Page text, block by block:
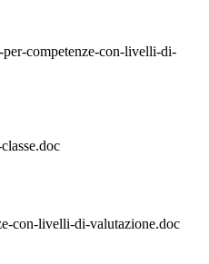
competenze-con-livelli-di-
con-livelli-di-valutazione.doc